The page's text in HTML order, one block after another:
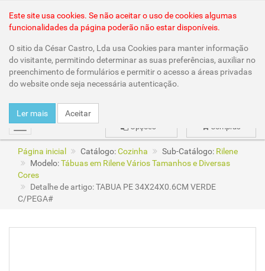
mudar Compras
Opções
Este site usa cookies. Se não aceitar o uso de cookies algumas
funcionalidades da página poderão não estar disponíveis.
O sitio da César Castro, Lda usa Cookies para manter informação
do visitante, permitindo determinar as suas preferências, auxiliar no
preenchimento de formulários e permitir o acesso a áreas privadas
do website onde seja necessária autenticação.
Ler mais Aceitar
Página inicial Catálogo:Cozinha Sub-Catálogo: Rilene
Modelo:Tábuas em Rilene Vários Tamanhos e Diversas
Cores
Detalhe de artigo: TABUA PE 34X24X0.6CM VERDE
C/PEGA#